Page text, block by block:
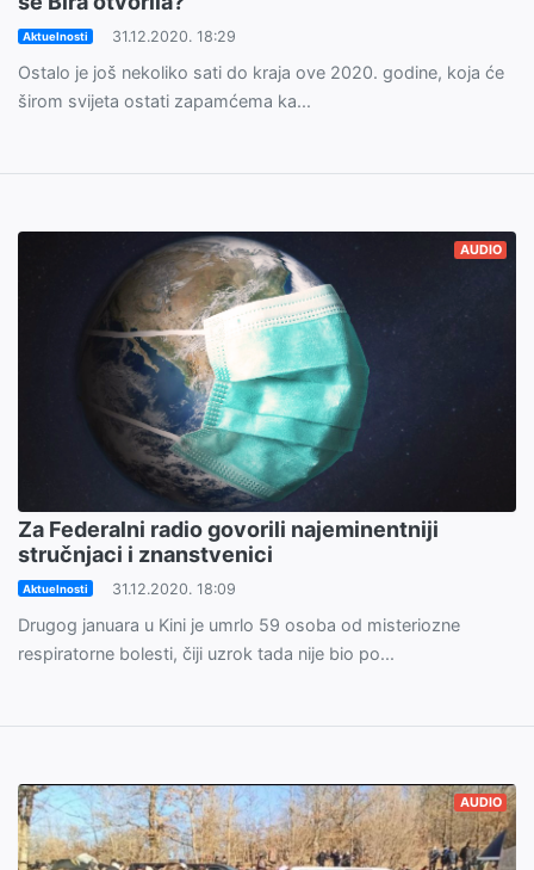
Aktuelnosti 31.12.2020. 18:29
Ostalo je još nekoliko sati do kraja ove 2020. godine, koja će
širom svijeta ostati zapamćema ka...
AUDIO
Za Federalni radio govorili najeminentniji
stručnjaci i znanstvenici
Aktuelnosti 31.12.2020. 18:09
Drugog januara u Kini je umrlo 59 osoba od misteriozne
respiratorne bolesti, čiji uzrok tada nije bio po...
AUDIO